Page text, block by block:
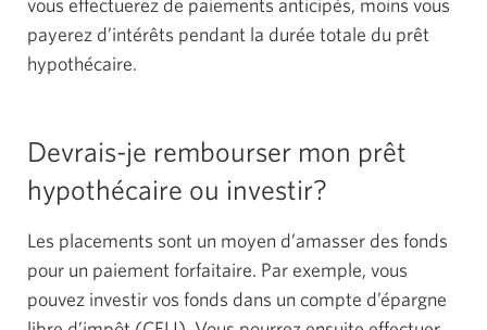
vous effectuerez de paiements anticipés, moins vous
payerez d’intérêts pendant la durée totale du prêt
hypothécaire.
Devrais-je rembourser mon prêt
hypothécaire ou investir?
Les placements sont un moyen d’amasser des fonds
pour un paiement forfaitaire. Par exemple, vous
pouvez investir vos fonds dans un compte d’épargne